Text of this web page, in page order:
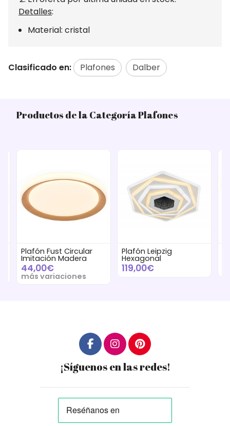
Detalles:
Material: cristal
Clasificado en: Plafones Dalber
Productos de la Categoría Plafones
Plafón Fust Circular
Imitación Madera
44,00€
más variaciones
Plafón Leipzig
Hexagonal
119,00€
¡Síguenos en las redes!